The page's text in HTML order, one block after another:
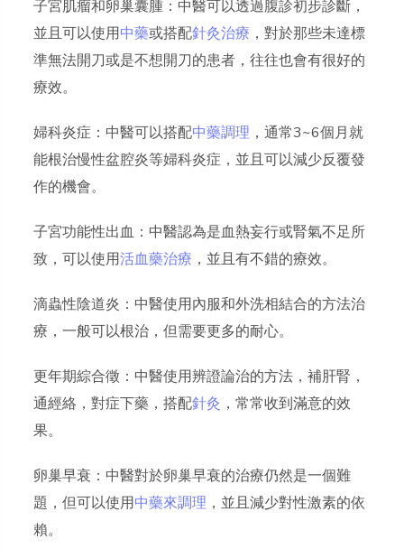
子宮肌瘤和卵巢囊腫：中醫可以透過腹診初步診斷，
並且可以使用中藥或搭配針灸治療 ，對於那些未達標
準無法開刀或是不想開刀的患者，往往也會有很好的
療效。
婦科炎症：中醫可以搭配中藥調理 ，通常3~6個月就
能根治慢性盆腔炎等婦科炎症，並且可以減少反覆發
作的機會。
子宮功能性出血：中醫認為是血熱妄行或腎氣不足所
致，可以使用活血藥治療 ，並且有不錯的療效。
滴蟲性陰道炎：中醫使用內服和外洗相結合的方法治
療，一般可以根治，但需要更多的耐心。
更年期綜合徵：中醫使用辨證論治的方法，補肝腎，
通經絡，對症下藥，搭配針灸 ，常常收到滿意的效
果。
卵巢早衰：中醫對於卵巢早衰的治療仍然是一個難
題，但可以使用中藥來調理 ，並且減少對性激素的依
賴。